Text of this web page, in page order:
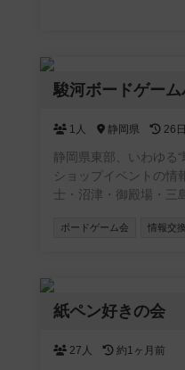
駿河ボードゲーム
1人 静岡県 26
静岡県東部、いわゆる
ショップイベントの情
士・沼津・御殿場・三
広い場がありますが
ィを作りました。初心
体験会など、ジャンル
用できるよう、宗教や
ボードゲーム会 情報交換
紙ペン好きの会
27人 約1ヶ月前